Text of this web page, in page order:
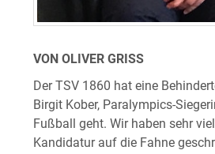
VON OLIVER GRISS
Der TSV 1860 hat eine
Birgit Kober, Paralympics-
Fußball geht. Wir haben sehr
Kandidatur auf die Fahne